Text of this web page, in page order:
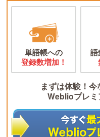
単語帳への
登録数増加！
語
まずは体験！今
Weblioプレミ